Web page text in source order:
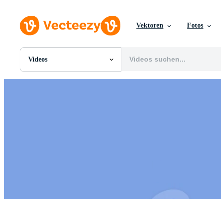
Vektoren Fotos
Videos
Alle Bilder